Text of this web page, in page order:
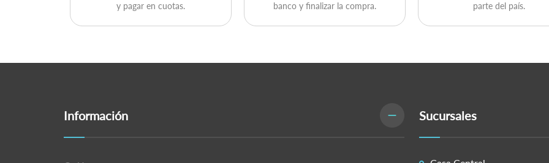
y pagar en cuotas.
banco y finalizar la compra.
parte del país.
Información Sucursales